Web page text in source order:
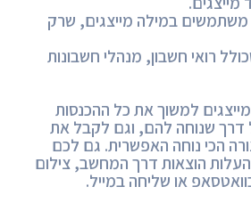
משתמשים במילה מייצגים, שרק
רואי חשבון, מנהלי חשבונות
למשוך את כל ההכנסות
שנוחה להם, וגם לקבל את
הכי נוחה האפשרית. גם לכם
הוצאות דרך המחשב, צילום
או שליחה במייל.